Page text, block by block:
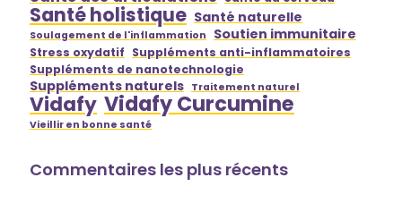
Santé holistique Santé naturelle
Soulagement de l'inflammation Soutien immunitaire
Stress oxydatif Suppléments anti-inflammatoires
Suppléments de nanotechnologie
Suppléments naturels Traitement naturel
Vidafy Vidafy Curcumine
Vieillir en bonne santé
Commentaires les plus récents